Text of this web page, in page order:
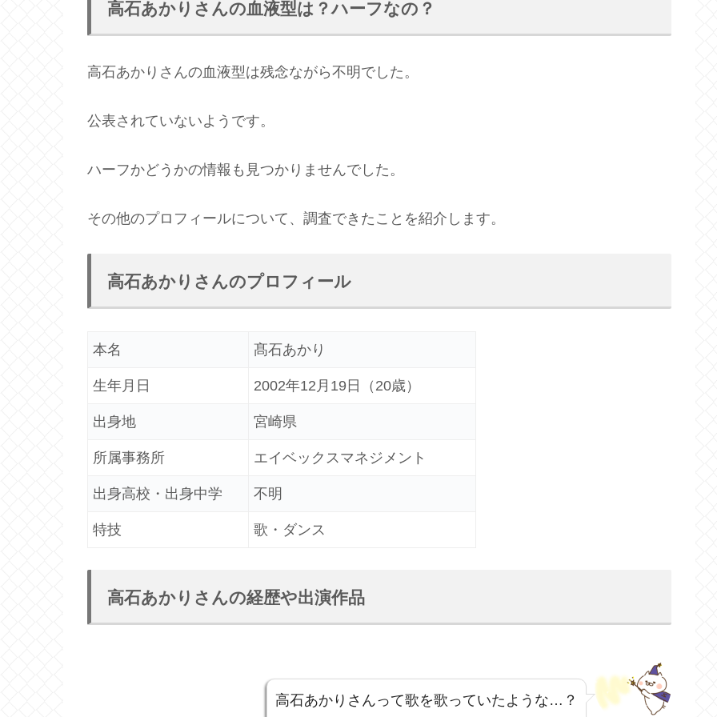
高石あかりさんの血液型は？ハーフなの？
高石あかりさんの血液型は残念ながら不明でした。
公表されていないようです。
ハーフかどうかの情報も見つかりませんでした。
その他のプロフィールについて、調査できたことを紹介します。
高石あかりさんのプロフィール
本名 髙石あかり
生年月日 2002年12月19日（20歳）
出身地 宮崎県
所属事務所 エイベックスマネジメント
出身高校・出身中学 不明
特技 歌・ダンス
高石あかりさんの経歴や出演作品
高石あかりさんって歌を歌っていたような…？